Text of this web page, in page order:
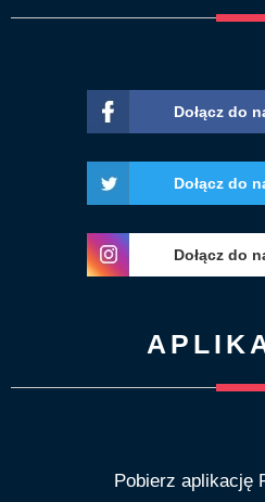
Dołącz do
Dołącz do
Dołącz do
Pobierz aplikację